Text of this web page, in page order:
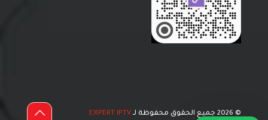
© 2026 جميع الحقوق محفوظة لـ EXPERT IPTV